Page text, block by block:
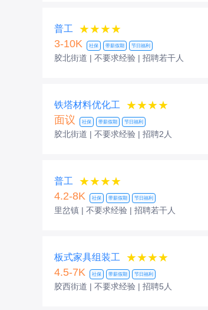
普工 ★★★★
3-10K 社保 带薪假期 节日福利
胶北街道 | 不要求经验 | 招聘若干人
铁塔材料优化工 ★★★★
面议 社保 带薪假期 节日福利
胶北街道 | 不要求经验 | 招聘2人
普工 ★★★★
4.2-8K 社保 带薪假期 节日福利
里岔镇 | 不要求经验 | 招聘若干人
板式家具组装工 ★★★★
4.5-7K 社保 带薪假期 节日福利
胶西街道 | 不要求经验 | 招聘5人